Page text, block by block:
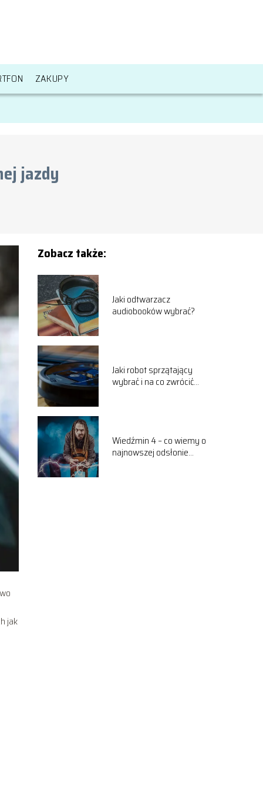
ZAKUPY
jazdy
jak
Zobacz także:
Jaki odtwarzacz
audiobooków wybrać?
Jaki robot sprzątający
wybrać i na co zwrócić
Wiedźmin 4 – co wiemy o
najnowszej odsłonie